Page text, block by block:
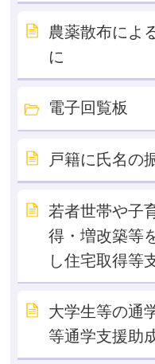
農薬散布によ
に
電子回覧板
戸籍に氏名の
若者世帯や子
得・増改築等
し住宅取得等
大学生等の通
等通学支援助